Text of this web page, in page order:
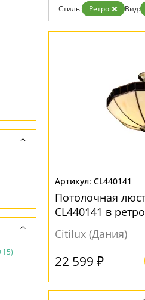
Стиль: Ретро Вид:
CL440141
Потолочная
CL440141 в
Citilux (Дания)
22 599 ₽